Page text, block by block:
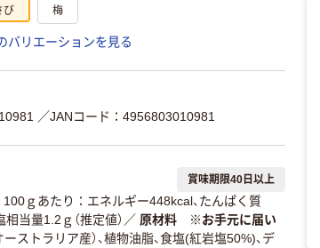
び 梅
バリエーションを見る
／JANコード：4956803010981
賞味期限40日以上
100ｇあたり：エネルギー448kcal、たんぱく質
当量1.2ｇ（推定値） ／ 原材料 ※お手元に届い
ストラリア産）、植物油脂、食塩(紅岩塩50%)、デ